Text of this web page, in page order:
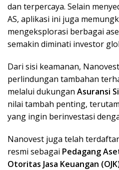
dan terpercaya. Selain
AS, aplikasi ini juga
mengeksplorasi berbagai
semakin diminati investor
Dari sisi keamanan,
perlindungan tambahan
melalui dukungan Asuransi
nilai tambah penting,
yang ingin berinvestasi
Nanovest juga telah
resmi sebagai Pedagang
Otoritas Jasa Keuangan